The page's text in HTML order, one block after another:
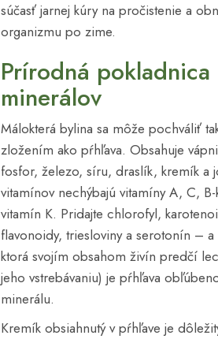
súčasť jarnej kúry na pročistenie a
organizmu po zime.
Prírodná pokladnica
minerálov
Málokterá bylina sa môže pochváliť
zložením ako pŕhľava. Obsahuje
fosfor, železo, síru, draslík, kremík a
vitamínov nechýbajú vitamíny A, C,
vitamín K. Pridajte chlorofyl,
flavonoidy, triesloviny a serotonín –
ktorá svojím obsahom živín predčí
jeho vstrebávaniu) je pŕhľava
minerálu.
Kremík obsiahnutý v pŕhľave je